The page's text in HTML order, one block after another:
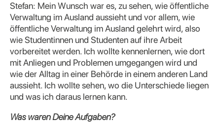
Stefan: Mein Wunsch war es, zu sehen, wie öffentliche
Verwaltung im Ausland aussieht und vor allem, wie
öffentliche Verwaltung im Ausland gelehrt wird, also
wie Studentinnen und Studenten auf ihre Arbeit
vorbereitet werden. Ich wollte kennenlernen, wie dort
mit Anliegen und Problemen umgegangen wird und
wie der Alltag in einer Behörde in einem anderen Land
aussieht. Ich wollte sehen, wo die Unterschiede liegen
und was ich daraus lernen kann.
Was waren Deine Aufgaben?